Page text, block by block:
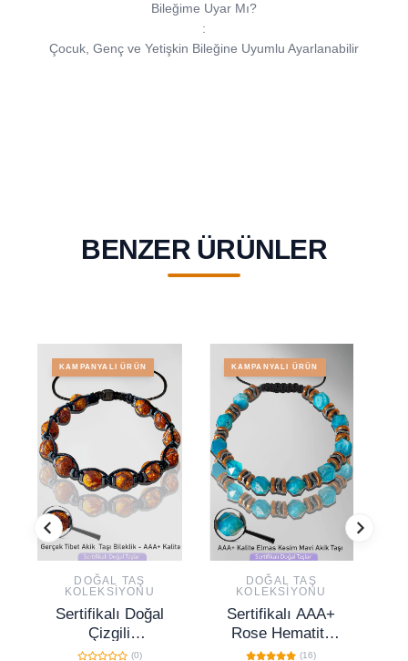
Bileğime Uyar Mı?
:
Çocuk, Genç ve Yetişkin Bileğine Uyumlu Ayarlanabilir
BENZER ÜRÜNLER
KAMPANYALI ÜRÜN
DOĞAL TAŞ
KOLEKSIYONU
Sertifikalı Doğal
Çizgili
Kahverengi Akik
(0)
KAMPANYALI ÜRÜN
DOĞAL TAŞ
KOLEKSIYONU
Sertifikalı AAA+
Rose Hematitli
Elmas Kesim
(16)